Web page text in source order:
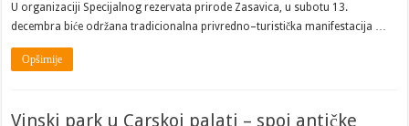
U organizaciji Specijalnog rezervata prirode Zasavica, u subotu 13.
decembra biće održana tradicionalna privredno–turistička manifestacija …
Opširnije
Vinski park u Carskoj palati – spoj antičke